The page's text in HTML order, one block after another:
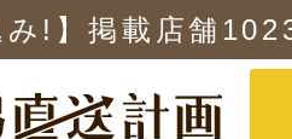
み!】掲載店舗